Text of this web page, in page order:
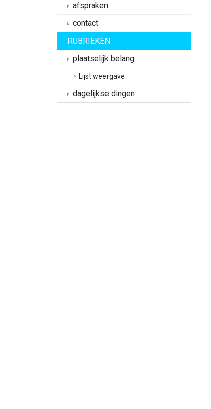
afspraken
contact
RUBRIEKEN
plaatselijk belang
Lijst weergave
dagelijkse dingen